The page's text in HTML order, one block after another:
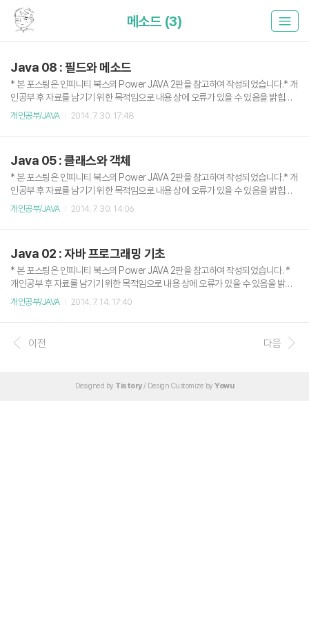
메소드 (3)
Java 08 : 필드와 메소드
* 본 포스팅은 인피니티 북스의 Power JAVA 2판을 참고하여 작성되었습니다.* 개
인공부 후 자료를 남기기 위한 목적임으로 내용 상에 오류가 있을 수 있음을 밝힙니
다. 필드(field) 필드(field) : 클래스 안에서 선언되는 멤버 변수지역 변수(local varia
해줘야 한다. 접근 지정자에는 public과 private가 있으며, public은 모든 클래스로
부터 접근 가능,..
개인공부/JAVA 2014. 7. 30. 17:48
Java 05 : 클래스와 객체
* 본 포스팅은 인피니티 북스의 Power JAVA 2판을 참고하여 작성되었습니다.* 개
인공부 후 자료를 남기기 위한 목적임으로 내용 상에 오류가 있을 수 있음을 밝힙니
다. 객체 지향 이란? 객체 지향 프로그래밍(Object-Oriented Programming: OP
고유한 기능을 수행하면서 다른 객체들과 상호 작용한다. -- Power Java 2판 139
p 객체 지향 프로그래밍은 데이터와 절차를 하나의 덩어리(객체)로 묶어서 생각하는
방법이다. 자바..
개인공부/JAVA 2014. 7. 30. 14:06
Java 02 : 자바 프로그래밍 기초
* 본 포스팅은 인피니티 북스의 Power JAVA 2판을 참고하여 작성되었습니다. *
개인공부 후 자료를 남기기 위한 목적임으로 내용 상에 오류가 있을 수 있음을 밝힙
니다. 자바 프로그래밍 기초 자바는 하나의 소스 파일 안에 클래스가 있고 클래스 안
gs) { //메소드 System.out.println("Hello JAVA World"); } } 위 코드는 Hello Wo
rld 를 출력하는 자바 코드다. 클래스와 메소드 앞의 public은 다른 클래스에서도 호
개인공부/JAVA 2014. 7. 14. 17:40
이전 다음
Designed by Tistory/ Design Customize by Yowu